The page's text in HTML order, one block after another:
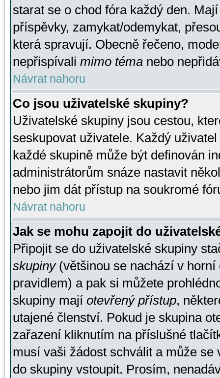
starat se o chod fóra každý den.
příspěvky, zamykat/odemykat,
která spravují. Obecně řečeno,
nepřispívali mimo téma nebo
Návrat nahoru
Co jsou uživatelské skupiny?
Uživatelské skupiny jsou cestou,
seskupovat uživatele. Každý
každé skupině může být definován
administrátorům snáze nastavit
nebo jim dát přístup na soukromé
Návrat nahoru
Jak se mohu zapojit do
Připojit se do uživatelské skupiny
skupiny(většinou se nachází v horní
pravidlem) a pak si můžete
skupiny mají otevřený přístup,
utajené členství. Pokud je skupina
zařazení kliknutím na příslušné
musí vaši žádost schválit a může se
do skupiny vstoupit. Prosím,